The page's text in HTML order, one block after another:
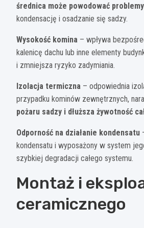
średnica może powodować
kondensację i osadzanie się sadzy.
Wysokość komina – wpływa
kalenicę dachu lub inne elementy
i zmniejsza ryzyko zadymiania.
Izolacja termiczna – odpowiednia
przypadku kominów zewnętrznych,
pożaru sadzy i dłuższa żywotność
Odporność na działanie kondensatu
kondensatu i wyposażony w system
szybkiej degradacji całego systemu.
Montaż i
ceramicznego